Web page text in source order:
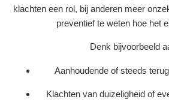
klachten een rol, bij anderen meer
preventief te weten hoe het
Denk bijvoorbeeld
Aanhoudende of steeds
Klachten van duizeligheid of